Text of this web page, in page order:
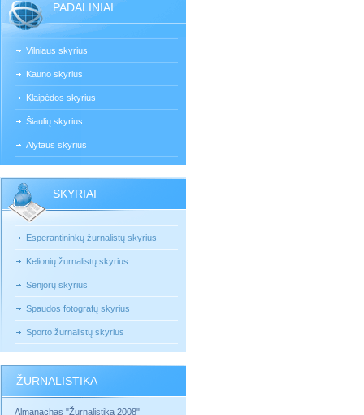
PADALINIAI
Vilniaus skyrius
Kauno skyrius
Klaipėdos skyrius
Šiaulių skyrius
Alytaus skyrius
SKYRIAI
Esperantininkų žurnalistų skyrius
Kelionių žurnalistų skyrius
Senjorų skyrius
Spaudos fotografų skyrius
Sporto žurnalistų skyrius
ŽURNALISTIKA
Almanachas "Žurnalistika 2008"